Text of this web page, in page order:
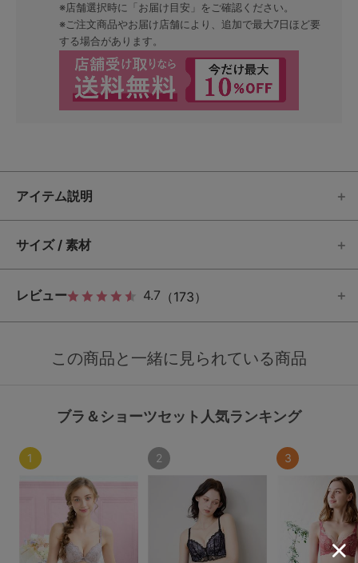
※店舗選択時に「お届け目安」をご確認ください。
※ご注文商品やお届け店舗により、追加で最大7日ほど要
する場合があります。
アイテム説明
サイズ / 素材
レビュー 4.7 （173）
この商品と一緒に見られている商品
ブラ＆ショーツセット人気ランキング
1 2 3